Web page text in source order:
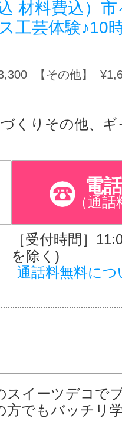
込 材料費込）
工芸体験♪10
【その他】
くりその他、ギ
電
（通話
［受付時間］
を除く)
通話料無料につ
スイーツデコで
方でもバッチ